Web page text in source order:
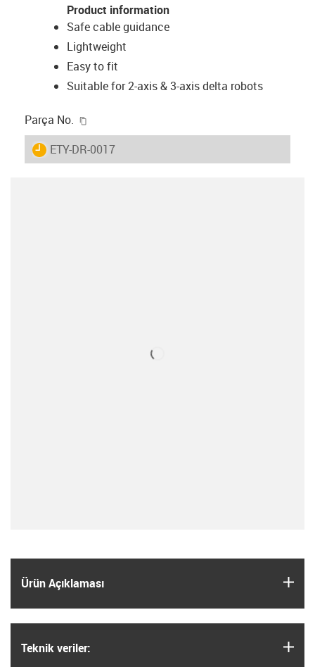
Product information
Safe cable guidance
Lightweight
Easy to fit
Suitable for 2-axis & 3-axis delta robots
Parça No.
igus-icon-lieferzeit
ETY-DR-0017
Ürün Açıklaması
Teknik veriler: